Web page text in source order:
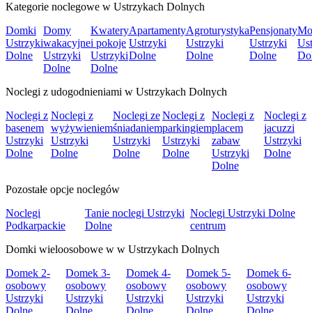
Kategorie noclegowe w Ustrzykach Dolnych
Domki
Ustrzyki
Dolne
Domy
wakacyjne
Ustrzyki
Dolne
Kwatery
i pokoje
Ustrzyki
Dolne
Apartamenty
Ustrzyki
Dolne
Agroturystyka
Ustrzyki
Dolne
Pensjonaty
Ustrzyki
Dolne
Noclegi z udogodnieniami w Ustrzykach Dolnych
Noclegi z
basenem
Ustrzyki
Dolne
Noclegi z
wyżywieniem
Ustrzyki
Dolne
Noclegi ze
śniadaniem
Ustrzyki
Dolne
Noclegi z
parkingiem
Ustrzyki
Dolne
Noclegi z
placem
zabaw
Ustrzyki
Dolne
Noclegi z
jacuzzi
Ustrzyki
Dolne
Pozostałe opcje noclegów
Noclegi
Podkarpackie
Tanie noclegi Ustrzyki
Dolne
Noclegi Ustrzyki Dolne
centrum
Domki wieloosobowe w w Ustrzykach Dolnych
Domek 2-
osobowy
Ustrzyki
Domek 3-
osobowy
Ustrzyki
Domek 4-
osobowy
Ustrzyki
Domek 5-
osobowy
Ustrzyki
Domek 6-
osobowy
Ustrzyki